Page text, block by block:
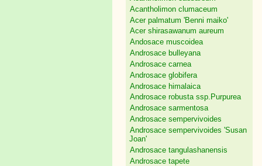
Acantholimon clumaceum
Acer palmatum 'Benni maiko'
Acer shirasawanum aureum
Andosace muscoidea
Androsace bulleyana
Androsace carnea
Androsace globifera
Androsace himalaica
Androsace robusta ssp.Purpurea
Androsace sarmentosa
Androsace sempervivoides
Androsace sempervivoides 'Susan
Joan'
Androsace tangulashanensis
Androsace tapete